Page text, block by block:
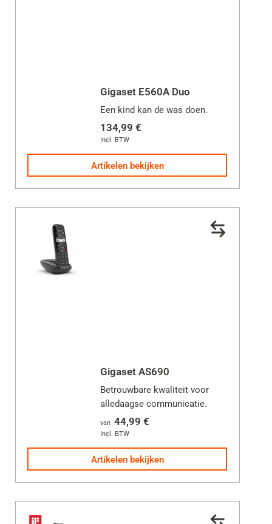
Sluit
Gigaset E560A Duo
Een kind kan de was doen.
134,99 €
Incl. BTW
Artikelen bekijken
Gigaset AS690
Betrouwbare kwaliteit voor
alledaagse communicatie.
van 44,99 €
Incl. BTW
Artikelen bekijken